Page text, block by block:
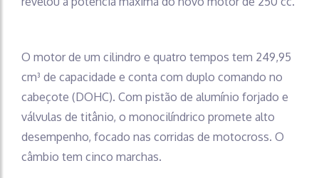
O motor de um cilindro e quatro tempos tem 249,95
cm³ de capacidade e conta com duplo comando no
cabeçote (DOHC). Com pistão de alumínio forjado e
válvulas de titânio, o monocilíndrico promete alto
desempenho, focado nas corridas de motocross. O
câmbio tem cinco marchas.